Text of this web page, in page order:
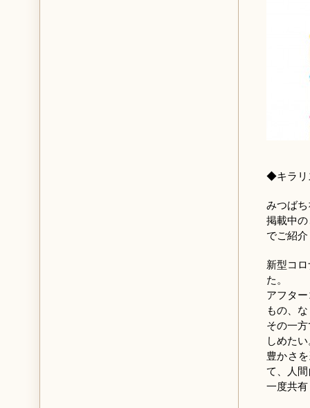
◆キラリ
みつば
掲載中
でご紹
新型コ
た。
アフタ
もの、
その一
しめた
豊かさ
て、人
一度共